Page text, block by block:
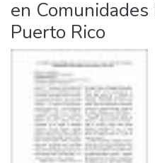
en
Puerto Rico